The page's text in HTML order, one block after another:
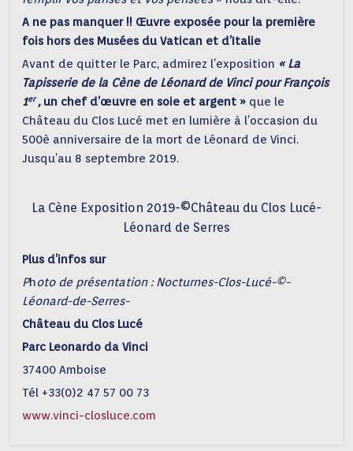
A ne pas manquer !! Œuvre exposée pour la première
fois hors des Musées du Vatican et d’Italie
Avant de quitter le Parc, admirez l’exposition « La
Tapisserie de la Cène de Léonard de Vinci pour François
1er,un chef d’œuvre en soie et argent » que le
Château du Clos Lucé met en lumière à l’occasion du
500è anniversaire de la mort de Léonard de Vinci.
Jusqu’au 8 septembre 2019.
La Cène Exposition 2019-©Château du Clos Lucé-
Léonard de Serres
Plus d’infos sur
Photo de présentation : Nocturnes-Clos-Lucé-©-
Léonard-de-Serres-
Château du Clos Lucé
Parc Leonardo da Vinci
37400 Amboise
Tél +33(0)2 47 57 00 73
www.vinci-closluce.com